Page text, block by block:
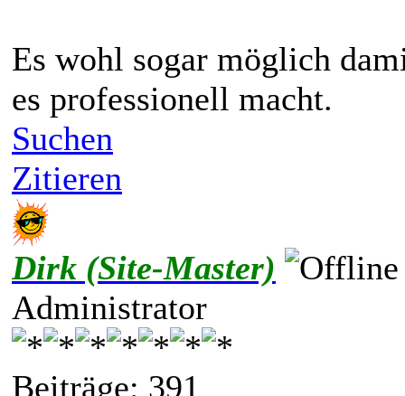
Es wohl sogar möglich
es professionell macht.
Suchen
Zitieren
Dirk (Site-Master)
Administrator
Beiträge: 391